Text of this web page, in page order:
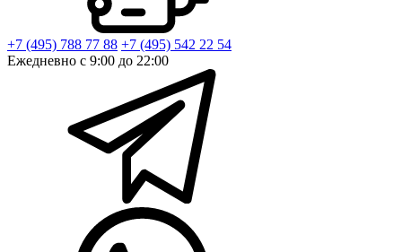
+7 (495) 788 77 88 +7 (495) 542 22 54
Ежедневно с 9:00 до 22:00